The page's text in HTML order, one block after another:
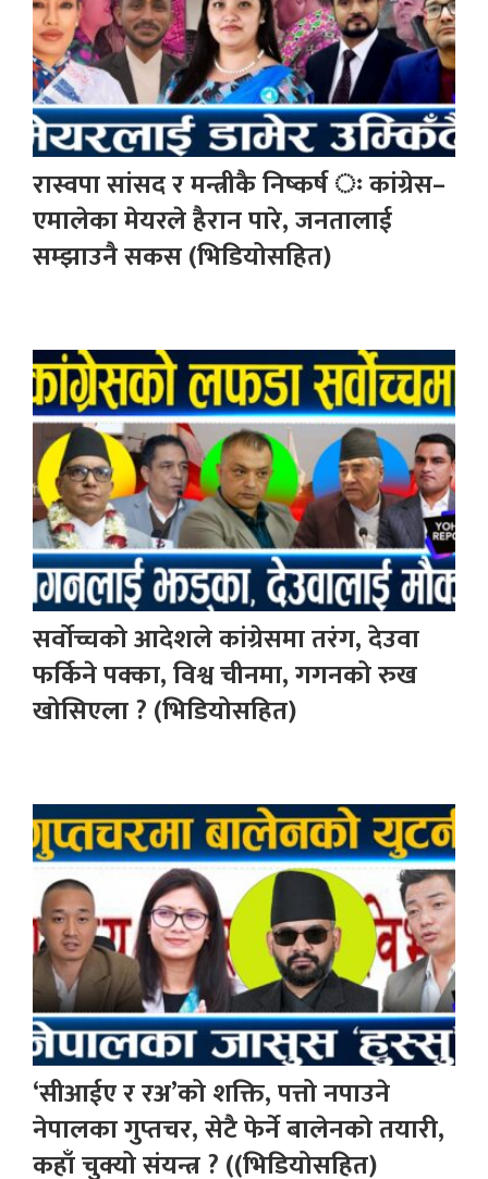
रास्वपा सांसद र मन्त्रीकै निष्कर्ष ः कांग्रेस–
एमालेका मेयरले हैरान पारे, जनतालाई
सम्झाउनै सकस (भिडियोसहित)
सर्वोच्चको आदेशले कांग्रेसमा तरंग, देउवा
फर्किने पक्का, विश्व चीनमा, गगनको रुख
खोसिएला ? (भिडियोसहित)
‘सीआईए र रअ’को शक्ति, पत्तो नपाउने
नेपालका गुप्तचर, सेटै फेर्ने बालेनको तयारी,
कहाँ चुक्यो संयन्त्र ? ((भिडियोसहित)